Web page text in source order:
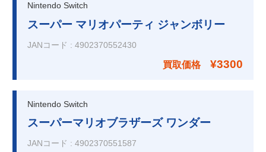
Nintendo Switch
スーパー マリオパーティ ジャンボリー
JANコード : 4902370552430
買取価格 ¥3300
Nintendo Switch
スーパーマリオブラザーズ ワンダー
JANコード : 4902370551587